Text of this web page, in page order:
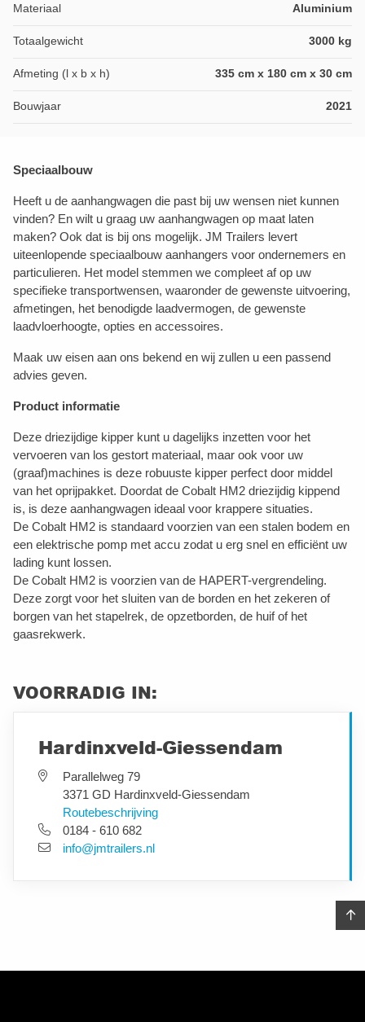
Materiaal Aluminium
Totaalgewicht 3000 kg
Afmeting (l x b x h) 335 cm x 180 cm x 30 cm
Bouwjaar 2021
Speciaalbouw
Heeft u de aanhangwagen die past bij uw wensen niet kunnen
vinden? En wilt u graag uw aanhangwagen op maat laten
maken? Ook dat is bij ons mogelijk. JM Trailers levert
uiteenlopende speciaalbouw aanhangers voor ondernemers en
particulieren. Het model stemmen we compleet af op uw
specifieke transportwensen, waaronder de gewenste uitvoering,
afmetingen, het benodigde laadvermogen, de gewenste
laadvloerhoogte, opties en accessoires.
Maak uw eisen aan ons bekend en wij zullen u een passend
advies geven.
Product informatie
Deze driezijdige kipper kunt u dagelijks inzetten voor het
vervoeren van los gestort materiaal, maar ook voor uw
(graaf)machines is deze robuuste kipper perfect door middel
van het oprijpakket. Doordat de Cobalt HM2 driezijdig kippend
is, is deze aanhangwagen ideaal voor krappere situaties.
De Cobalt HM2 is standaard voorzien van een stalen bodem en
een elektrische pomp met accu zodat u erg snel en efficiënt uw
lading kunt lossen.
De Cobalt HM2 is voorzien van de HAPERT-vergrendeling.
Deze zorgt voor het sluiten van de borden en het zekeren of
borgen van het stapelrek, de opzetborden, de huif of het
gaasrekwerk.
VOORRADIG IN:
Hardinxveld-Giessendam
Parallelweg 79
3371 GD Hardinxveld-Giessendam
Routebeschrijving
0184 - 610 682
info@jmtrailers.nl